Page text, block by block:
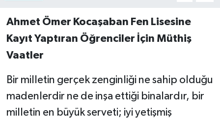
Ahmet Ömer Kocaşaban Fen Lisesine
Kayıt Yaptıran Öğrenciler İçin Müthiş
Vaatler
Bir milletin gerçek zenginliği ne sahip olduğu
madenlerdir ne de inşa ettiği binalardır, bir
milletin en büyük serveti; iyi yetişmiş